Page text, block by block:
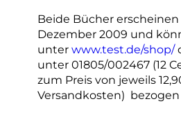
Beide Bücher erscheinen
Dezember 2009 und
unter www.test.de/shop/
unter 01805/002467 (12
zum Preis von jeweils
Versandkosten)